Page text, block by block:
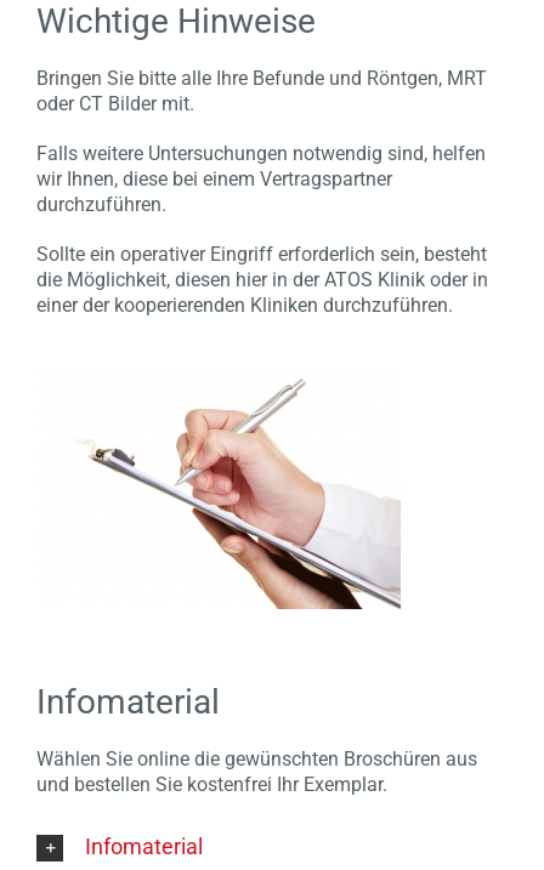
Wichtige Hinweise
Bringen Sie bitte alle Ihre Befunde und Röntgen, MRT
oder CT Bilder mit.
Falls weitere Untersuchungen notwendig sind, helfen
wir Ihnen, diese bei einem Vertragspartner
durchzuführen.
Sollte ein operativer Eingriff erforderlich sein, besteht
die Möglichkeit, diesen hier in der ATOS Klinik oder in
einer der kooperierenden Kliniken durchzuführen.
Infomaterial
Wählen Sie online die gewünschten Broschüren aus
und bestellen Sie kostenfrei Ihr Exemplar.
Infomaterial